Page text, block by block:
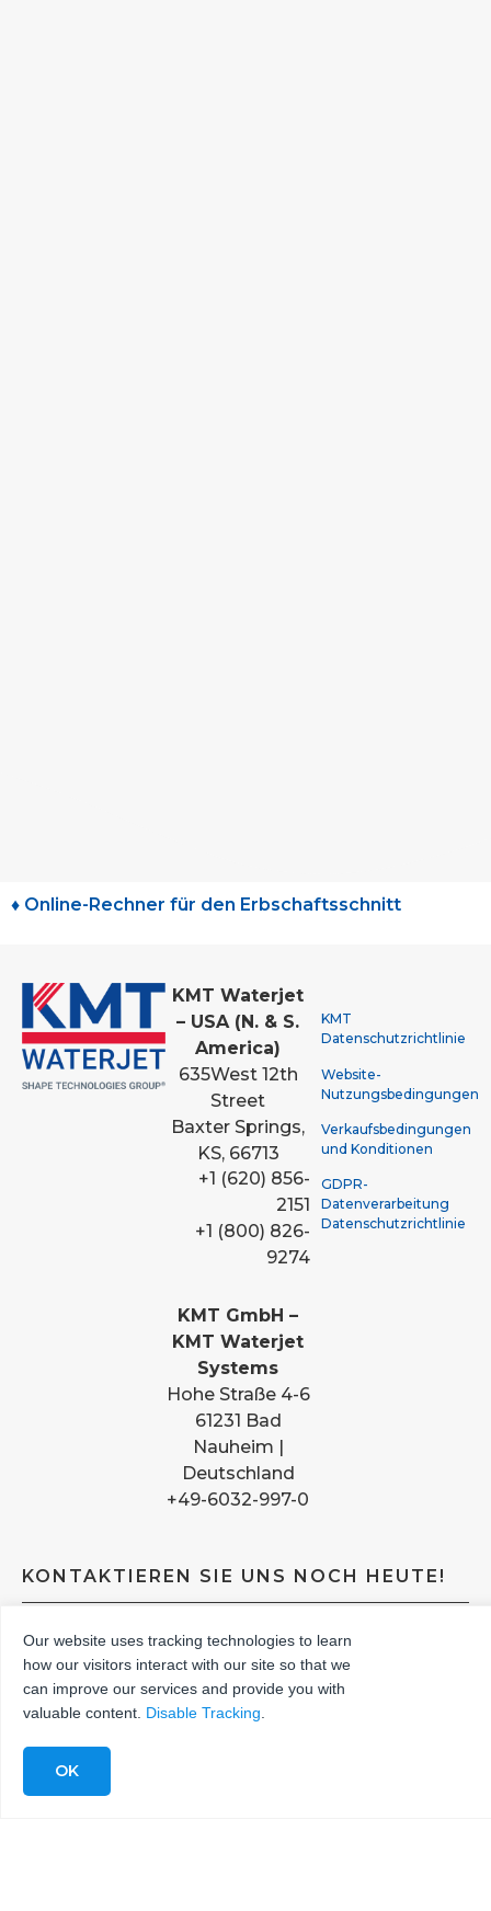
♦ Online-Rechner für den Erbschaftsschnitt
KMT Waterjet
– USA (N. & S.
America)
635West 12th
Street
Baxter Springs,
KS, 66713
+1 (620) 856-
2151
+1 (800) 826-
9274
KMT GmbH –
KMT Waterjet
Systems
Hohe Straße 4-6
61231 Bad
Nauheim |
Deutschland
+49-6032-997-0
KMT
Datenschutzrichtlinie
Website-
Nutzungsbedingungen
Verkaufsbedingungen
und Konditionen
GDPR-
Datenverarbeitung
Datenschutzrichtlinie
KONTAKTIEREN SIE UNS NOCH HEUTE!
Für KMT Waterjet-Pumpen, Schneiddüsen,
Abrasivmittel-Transfersysteme, KMT-Originalersatzteile
und komplette Wasserstrahlmaschinen verfügt KMT
Waterjet über weltweite Niederlassungen, die Sie in
Ihrer Region unterstützen.
Kontaktieren Sie uns über das folgende Formular oder
Our website uses tracking technologies to learn
how our visitors interact with our site so that we
can improve our services and provide you with
valuable content. Disable Tracking